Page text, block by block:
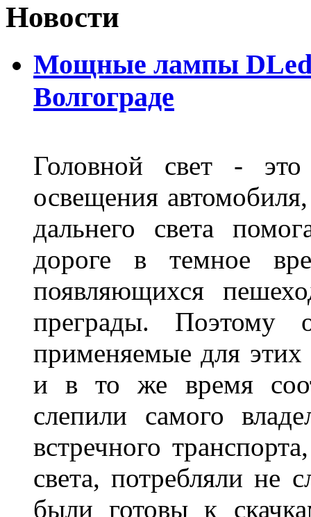
Новости
Мощные лампы DLed
Волгограде
Головной свет -
освещения
дальнего света
дороге в темное
появляющихся
преграды. Поэтому
применяемые для
и в то же время
слепили самого
встречного
света, потребляли не
были готовы к